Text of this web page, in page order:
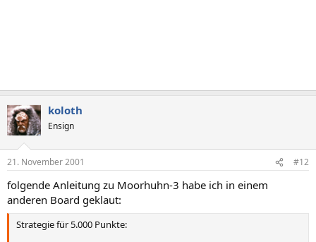
koloth
Ensign
21. November 2001 #12
folgende Anleitung zu Moorhuhn-3 habe ich in einem
anderen Board geklaut:
Strategie für 5.000 Punkte: